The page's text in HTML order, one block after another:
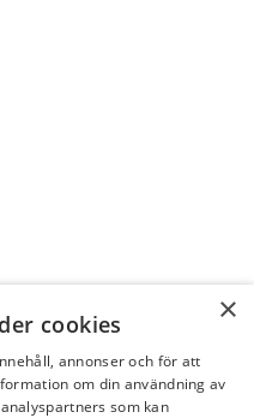
×
cookies
annonser och för att
om din användning av
som kan